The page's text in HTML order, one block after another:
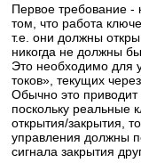
Первое требование -
том, что работа
т.е. они должны
никогда не должны
Это необходимо для
токов», текущих
Обычно это
поскольку реальные
открытия/закрытия,
управления должны
сигнала закрытия